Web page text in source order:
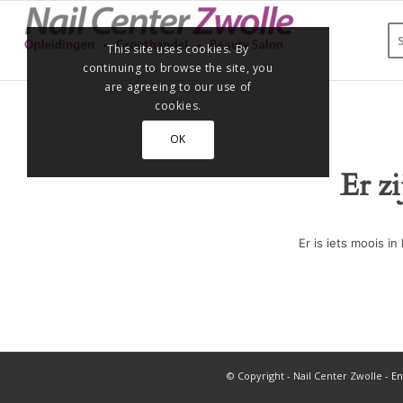
Er
Er is iets moois
© Copyright - Nail Center Zwolle -
This site uses cookies. By
continuing to browse the site, you
are agreeing to our use of
cookies.
OK